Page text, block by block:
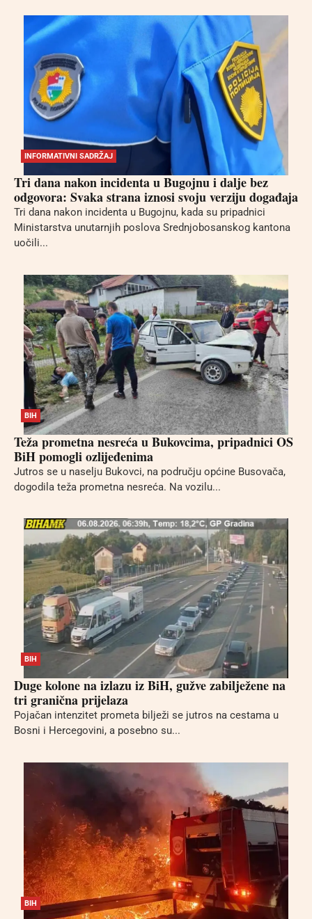
INFORMATIVNI SADRŽAJ
Tri dana nakon incidenta u Bugojnu i dalje bez
odgovora: Svaka strana iznosi svoju verziju događaja
Tri dana nakon incidenta u Bugojnu, kada su pripadnici
Ministarstva unutarnjih poslova Srednjobosanskog kantona
uočili...
BIH
Teža prometna nesreća u Bukovcima, pripadnici OS
BiH pomogli ozlijeđenima
Jutros se u naselju Bukovci, na području općine Busovača,
dogodila teža prometna nesreća. Na vozilu...
BIH
Duge kolone na izlazu iz BiH, gužve zabilježene na
tri granična prijelaza
Pojačan intenzitet prometa bilježi se jutros na cestama u
Bosni i Hercegovini, a posebno su...
BIH